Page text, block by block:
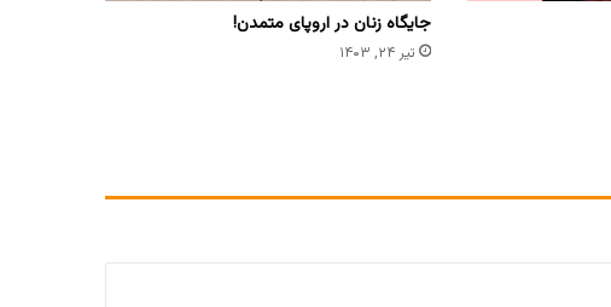
جایگاه زنان در اروپای متمدن!
تیر ۲۴, ۱۴۰۳